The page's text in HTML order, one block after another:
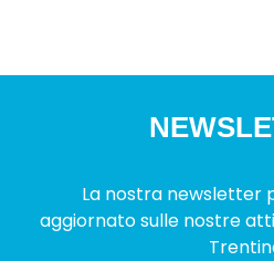
La nostra newsletter
aggiornato sulle nostre